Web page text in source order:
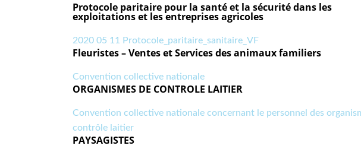
Protocole paritaire pour la santé et la sécurité dans les
exploitations et les entreprises agricoles
2020 05 11 Protocole_paritaire_sanitaire_VF
Fleuristes – Ventes et Services des animaux familiers
Convention collective nationale
ORGANISMES DE CONTROLE LAITIER
Convention collective nationale concernant le personnel des
contrôle laitier
PAYSAGISTES